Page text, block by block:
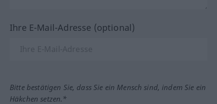
Ihre E-Mail-Adresse (optional)
Bitte bestätigen Sie, dass Sie ein Mensch sind, indem Sie ein
Häkchen setzen.*